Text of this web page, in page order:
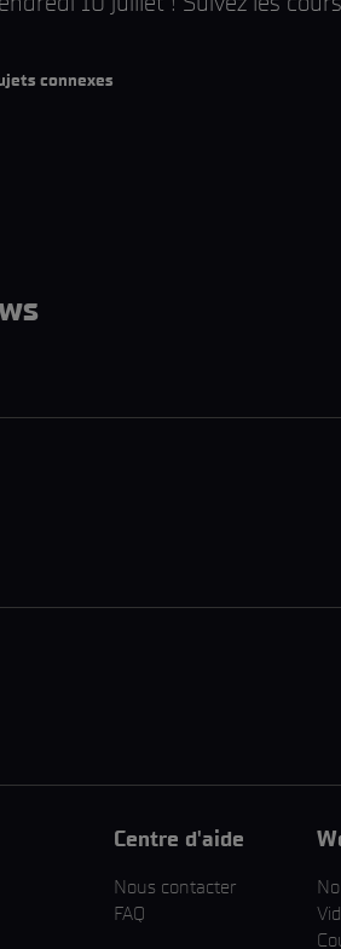
connexes
Centre d'aide
Nous contacter
FAQ